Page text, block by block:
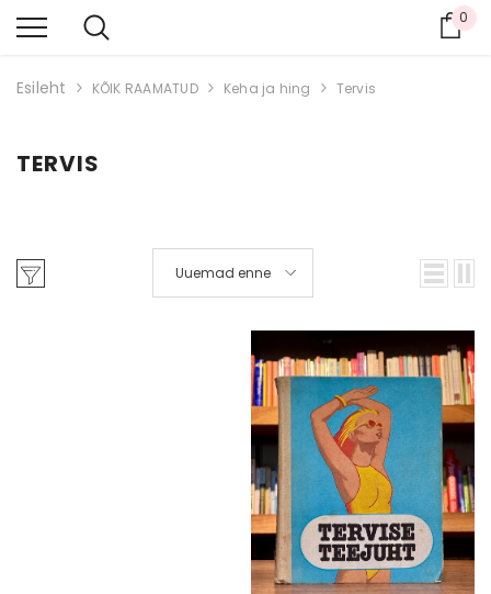
0
Esileht KÕIK RAAMATUD Keha ja hing Tervis
TERVIS
Uuemad enne